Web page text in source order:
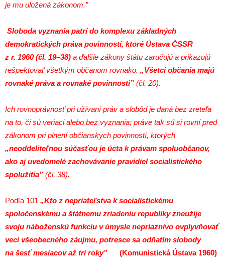
je mu uložená zákonom.”
Sloboda vyznania patrí do komplexu základných
demokratických práva povinností, ktoré Ústava ČSSR
z r. 1960 (čl. 19–38) a ďalšie zákony štátu zaručujú a prikazujú
rešpektovať všetkým občanom rovnako. „Všetci občania majú
rovnaké práva a rovnaké povinnosti” (čl. 20).
Ich rovnoprávnosť pri užívaní práv a slobôd je daná bez zreteľa
na to, či sú veriaci alebo bez vyznania; práve tak sú si rovní pred
zákonom pri plnení občianskych povinností, ktorých
„neoddeliteľnou súčasťou je úcta k právam spoluobčanov,
ako aj uvedomelé zachovávanie pravidiel socialistického
spolužitia” (čl. 38).
Podľa 101 „Kto z nepriateľstva k socialistické­mu
spoločenskému a štátnemu zriadeniu republiky zneužije
svoju náboženskú funkciu v úmysle nepriaznivo ovplyvňovať
veci všeobecného záujmu, potresce sa odňatím slobody
na šesť mesiacov až tri roky” (Komunistická Ústava 1960)